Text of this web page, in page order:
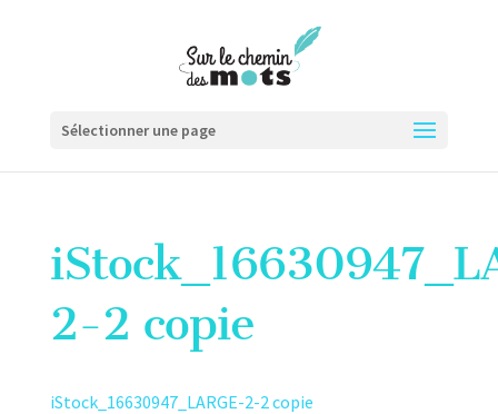
Sélectionner une page
2-2 copie
iStock_16630947_LARGE-2-2 copie